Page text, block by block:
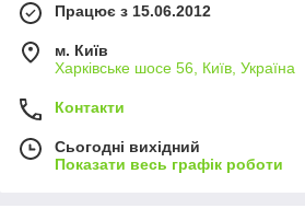
Працює з 15.06.2012
м. Київ
Харківське шосе 56, Київ, Україна
Контакти
Сьогодні вихідний
Показати весь графік роботи